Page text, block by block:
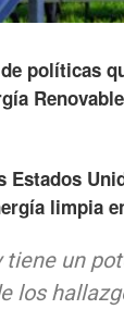
políticas
Renovable
Estados
limpia
tiene un
los